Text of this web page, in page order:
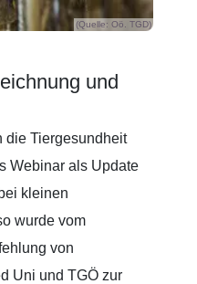
(Quelle: Oö. TGD)
und
die Tiergesundheit
Webinar als Update
kleinen
wurde vom
von
Uni und TGÖ zur